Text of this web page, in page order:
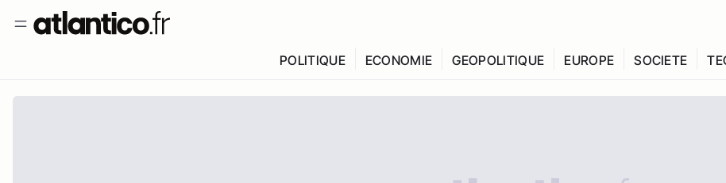
POLITIQUE ECONOMIE GEOPOLITIQUE EUROPE SOCIETE